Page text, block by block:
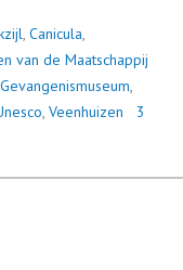
, Canicula,
van de Maatschappij
,
, Veenhuizen
3